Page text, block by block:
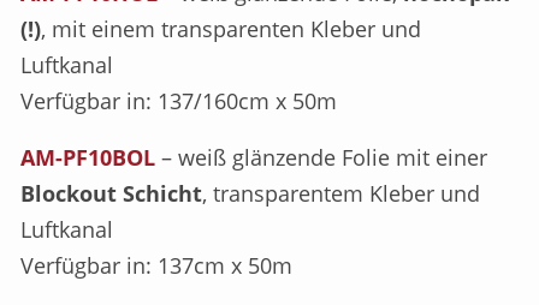
(!), mit einem transparenten Kleber und
Luftkanal
Verfügbar in: 137/160cm x 50m
AM-PF10BOL – weiß glänzende Folie mit einer
Blockout Schicht, transparentem Kleber und
Luftkanal
Verfügbar in: 137cm x 50m